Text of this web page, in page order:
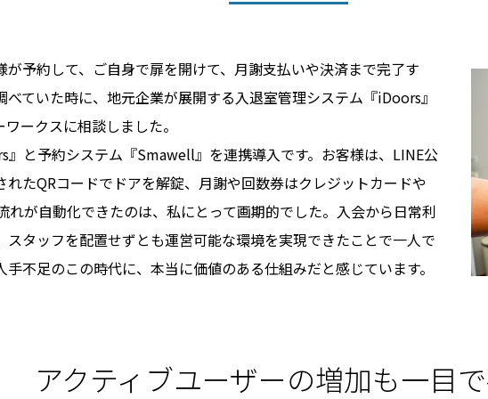
予約して、ご自身で扉を開けて、月謝支払いや決済まで完了す
ていた時に、地元企業が展開する入退室管理システム『iDoors』
ークスに相談しました。
と予約システム『Smawell』を連携導入です。お客様は、LINE公
たQRコードでドアを解錠、月謝や回数券はクレジットカードや
れが自動化できたのは、私にとって画期的でした。入会から日常利
タッフを配置せずとも運営可能な環境を実現できたことで一人で
不足のこの時代に、本当に価値のある仕組みだと感じています。
アクティブユーザーの増加も一目